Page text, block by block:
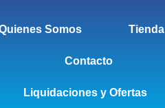
Somos Tienda
Contacto
Liquidaciones y Ofertas